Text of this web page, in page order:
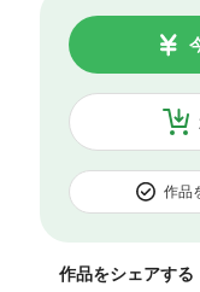
作品
作品をシェアする